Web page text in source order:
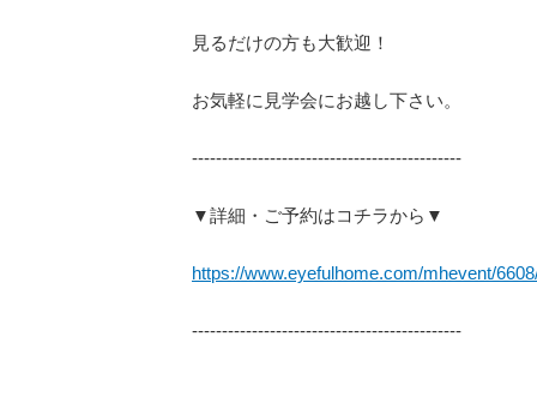
見るだけの方も大歓迎！
お気軽に見学会にお越し下さい。
---------------------------------------------
▼詳細・ご予約はコチラから▼
https://www.eyefulhome.com/mhevent/
---------------------------------------------